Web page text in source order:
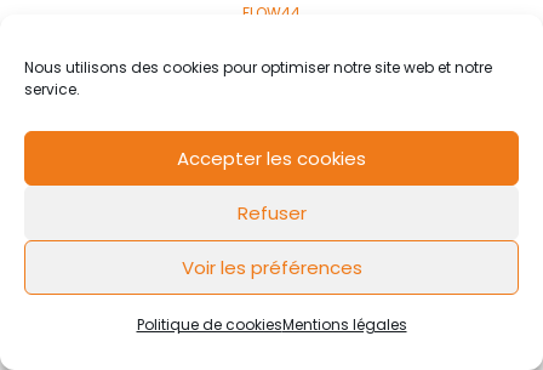
Nous utilisons des cookies pour optimiser notre site web et notre
service.
Accepter les cookies
Refuser
Voir les préférences
Politique de cookiesMentions légales
FLOW44